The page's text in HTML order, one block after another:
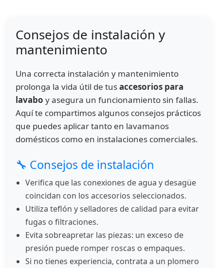
Consejos de instalación y
mantenimiento
Una correcta instalación y mantenimiento
prolonga la vida útil de tusaccesorios para
lavabo y asegura un funcionamiento sin fallas.
Aquí te compartimos algunos consejos prácticos
que puedes aplicar tanto en lavamanos
domésticos como en instalaciones comerciales.
🔧 Consejos de instalación
Verifica que las conexiones de agua y desagüe
coincidan con los accesorios seleccionados.
Utiliza teflón y selladores de calidad para evitar
fugas o filtraciones.
Evita sobreapretar las piezas: un exceso de
presión puede romper roscas o empaques.
Si no tienes experiencia, contrata a un plomero